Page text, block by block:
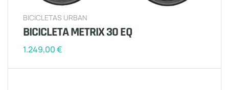
BICICLETAS URBAN
BICICLETA METRIX 30 EQ
1.249,00€